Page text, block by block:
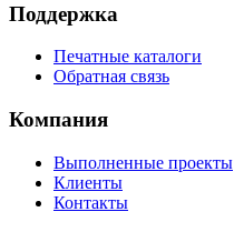
Поддержка
Печатные каталоги
Обратная связь
Компания
Выполненные проекты
Клиенты
Контакты